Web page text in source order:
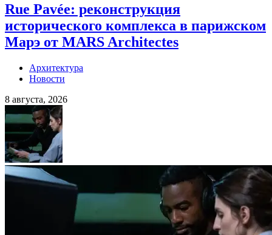
Rue Pavée: реконструкция
исторического комплекса в парижском
Марэ от MARS Architectes
Архитектура
Новости
8 августа, 2026